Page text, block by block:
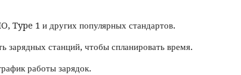
Type 1 и других популярных стандартов.
зарядных станций, чтобы спланировать время.
работы зарядок.